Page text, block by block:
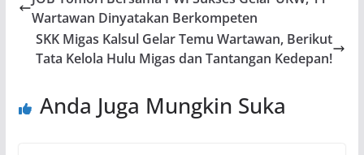
Wartawan Dinyatakan Berkompeten
SKK Migas Kalsul Gelar Temu Wartawan, Berikut
Tata Kelola Hulu Migas dan Tantangan Kedepan!
Anda Juga Mungkin Suka